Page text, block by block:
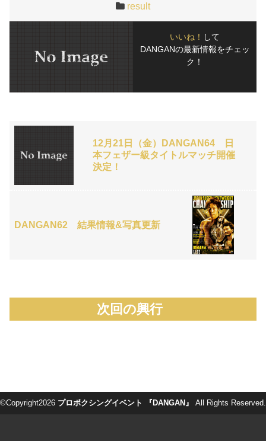
result
いいね！ して
DANGANの最新情報をチェッ
ク！
12月21日（金）DANGAN64 日
本フェザー級タイトルマッチ開催
決定！
DANGAN62 結果情報&写真更新
次回の興行
©Copyright2026 プロボクシングイベント 『DANGAN』 All Rights Reserved.